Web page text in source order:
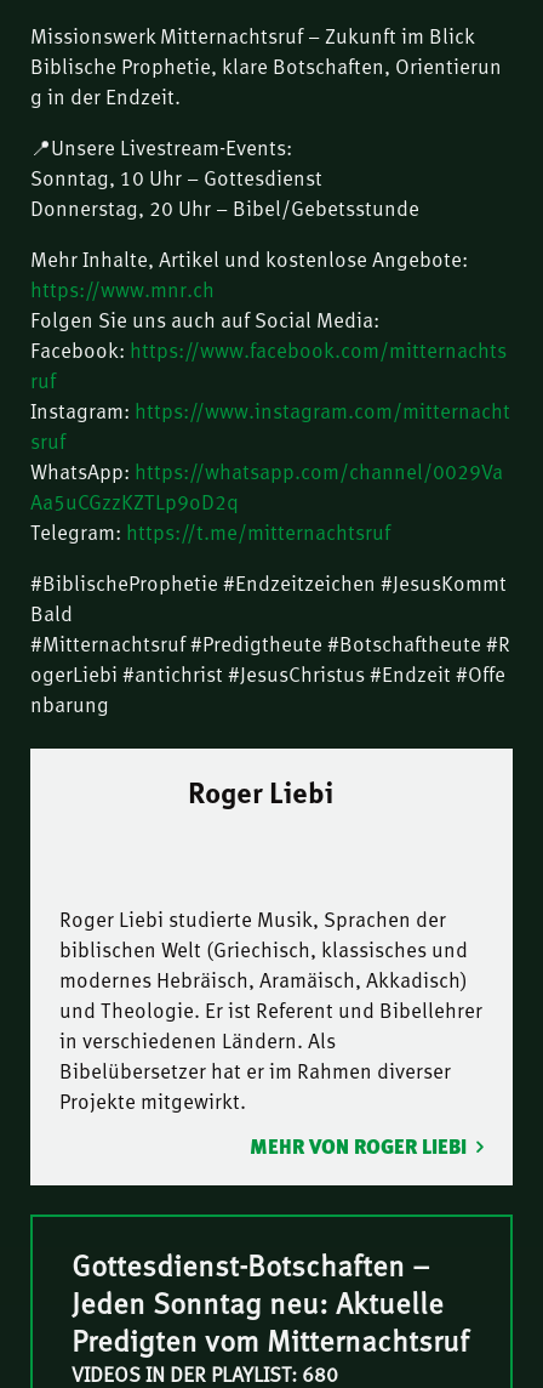
Missionswerk Mitternachtsruf – Zukunft im Blick
Biblische Prophetie, klare Botschaften, Orientierun
g in der Endzeit.
📍Unsere Livestream-Events:
Sonntag, 10 Uhr – Gottesdienst
Donnerstag, 20 Uhr – Bibel/Gebetsstunde
Mehr Inhalte, Artikel und kostenlose Angebote:
https://www.mnr.ch
Folgen Sie uns auch auf Social Media:
Facebook: https://www.facebook.com/mitternachts
ruf
Instagram: https://www.instagram.com/mitternacht
sruf
WhatsApp: https://whatsapp.com/channel/0029Va
Aa5uCGzzKZTLp9oD2q
Telegram: https://t.me/mitternachtsruf
#BiblischeProphetie #Endzeitzeichen #JesusKommt
Bald
#Mitternachtsruf #Predigtheute #Botschaftheute #R
ogerLiebi #antichrist #JesusChristus #Endzeit #Offe
nbarung
Roger Liebi
Roger Liebi studierte Musik, Sprachen der
biblischen Welt (Griechisch, klassisches und
modernes Hebräisch, Aramäisch, Akkadisch)
und Theologie. Er ist Referent und Bibellehrer
in verschiedenen Ländern. Als
Bibelübersetzer hat er im Rahmen diverser
Projekte mitgewirkt.
MEHR VON ROGER LIEBI
Gottesdienst-Botschaften –
Jeden Sonntag neu: Aktuelle
Predigten vom Mitternachtsruf
VIDEOS IN DER PLAYLIST: 680